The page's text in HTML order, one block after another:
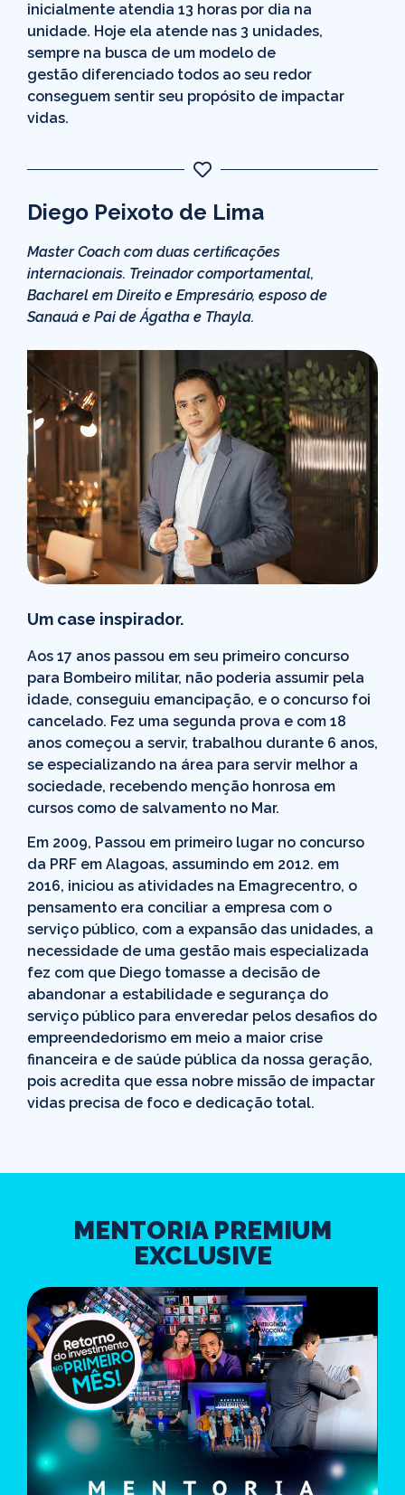
inicialmente atendia 13 horas por dia na
unidade. Hoje ela atende nas 3 unidades,
sempre na busca de um modelo de
gestão diferenciado todos ao seu redor
conseguem sentir seu propósito de impactar
vidas.
Um case inspirador.
Aos 17 anos passou em seu primeiro concurso
para Bombeiro militar, não poderia assumir pela
idade, conseguiu emancipação, e o concurso foi
cancelado. Fez uma segunda prova e com 18
anos começou a servir, trabalhou durante 6 anos,
se especializando na área para servir melhor a
sociedade, recebendo menção honrosa em
cursos como de salvamento no Mar.
Em 2009, Passou em primeiro lugar no concurso
da PRF em Alagoas, assumindo em 2012. em
2016, iniciou as atividades na Emagrecentro, o
pensamento era conciliar a empresa com o
serviço público, com a expansão das unidades, a
necessidade de uma gestão mais especializada
fez com que Diego tomasse a decisão de
abandonar a estabilidade e segurança do
serviço público para enveredar pelos desafios do
empreendedorismo em meio a maior crise
financeira e de saúde pública da nossa geração,
pois acredita que essa nobre missão de impactar
vidas precisa de foco e dedicação total.
Diego Peixoto de Lima
Master Coach com duas certificações
internacionais. Treinador comportamental,
Bacharel em Direito e Empresário, esposo de
Sanauá e Pai de Ágatha e Thayla.
MENTORIA PREMIUM
EXCLUSIVE